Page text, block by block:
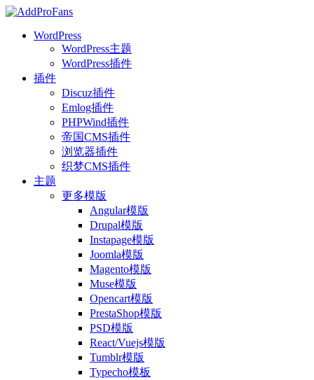
WordPress
WordPress主题
WordPress插件
插件
Discuz插件
Emlog插件
PHPWind插件
帝国CMS插件
浏览器插件
织梦CMS插件
主题
更多模版
Angular模版
Drupal模版
Instapage模版
Joomla模版
Magento模版
Muse模版
Opencart模版
PrestaShop模版
PSD模版
React/Vuejs模版
Tumblr模版
Typecho模板